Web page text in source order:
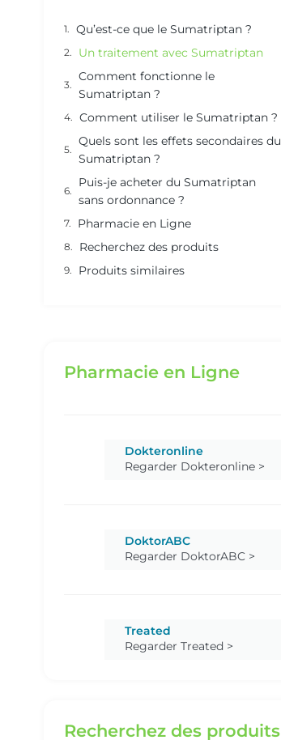
Qu’est-ce que le Sumatriptan ?
Un traitement avec Sumatriptan
Comment fonctionne le
Sumatriptan ?
Comment utiliser le Sumatriptan ?
Quels sont les effets secondaires du
Sumatriptan ?
Puis-je acheter du Sumatriptan
sans ordonnance ?
Pharmacie en Ligne
Recherchez des produits
Produits similaires
Pharmacie en Ligne
Dokteronline
Regarder Dokteronline >
DoktorABC
Regarder DoktorABC >
Treated
Regarder Treated >
Recherchez des produits